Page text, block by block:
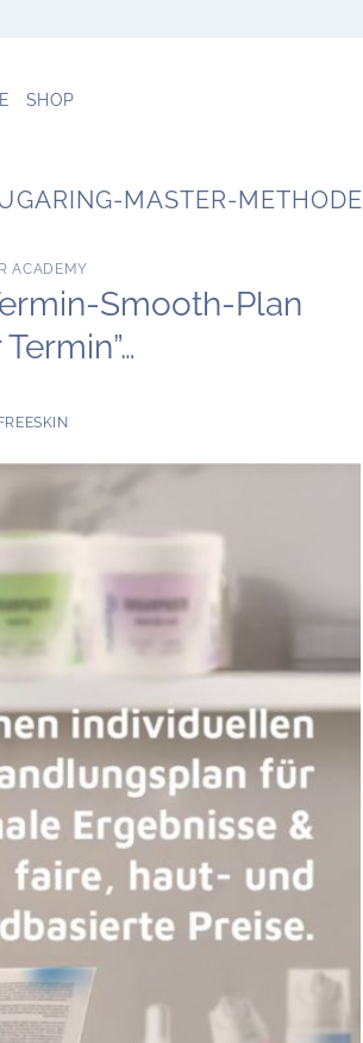
SHOP
MASTER-METHODE
ACADEMY
Smooth-Plan